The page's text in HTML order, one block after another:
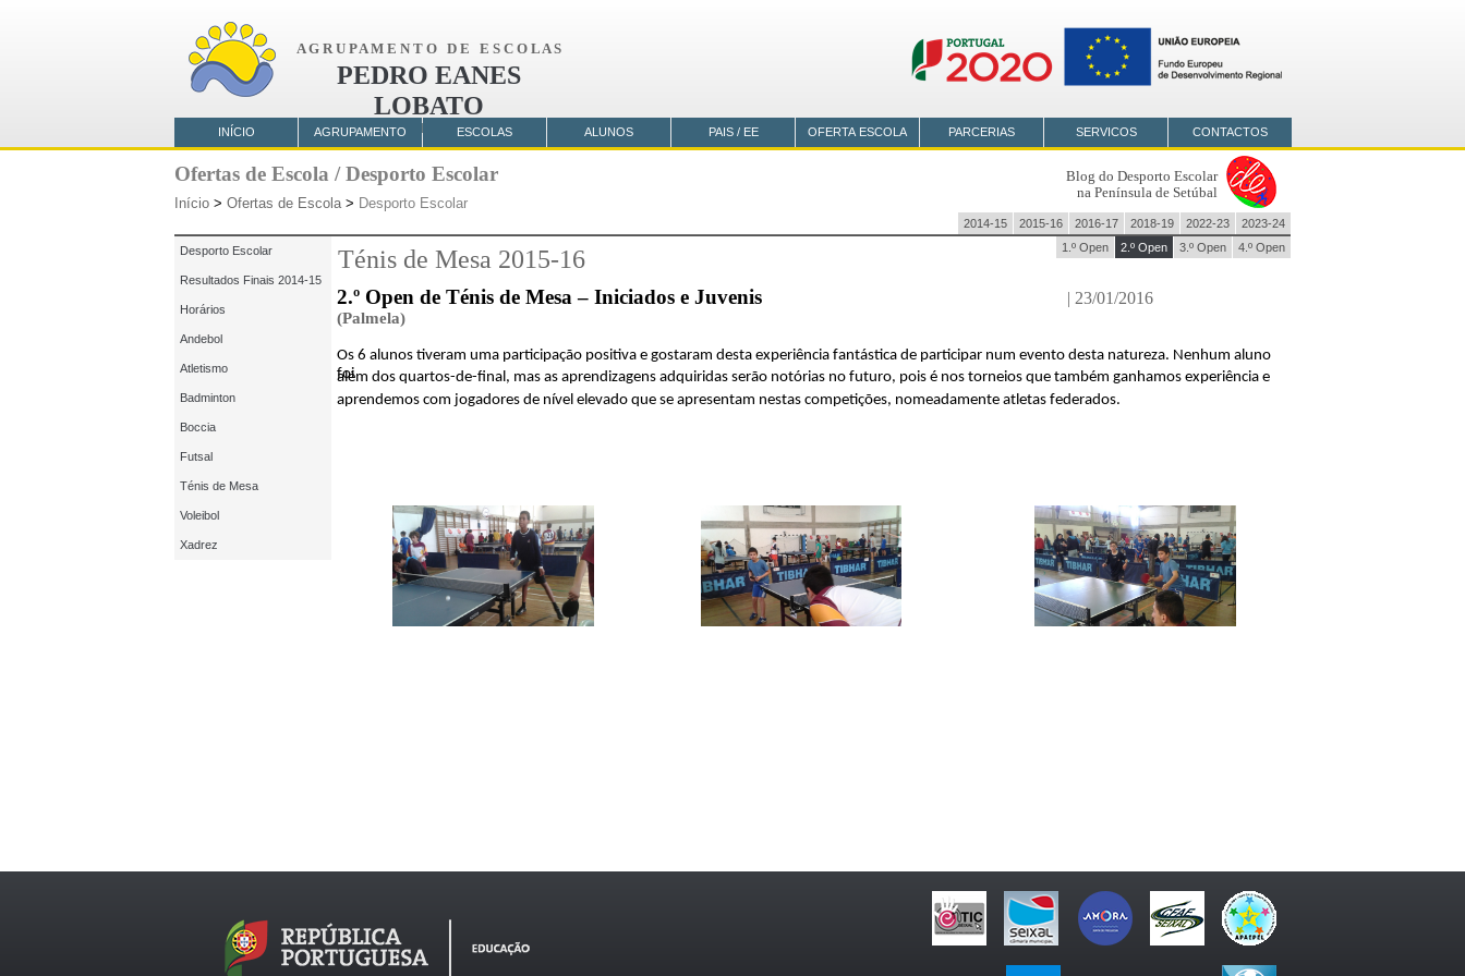
A G R U P A M E N T O D E E S C O L A S
PEDRO EANES
LOBATO
AMORA
1.º Open 2.º Open 3.º Open 4.º Open
Início > Ofertas de Escola > Desporto Escolar
Ofertas de Escola / Desporto Escolar
2.º Open de Ténis de Mesa – Iniciados e Juvenis | 23/01/2016
(Palmela)
Os 6 alunos tiveram uma participação positiva e gostaram desta experiência fantástica de participar num evento desta natureza. Nenhum aluno
foi
além dos quartos-de-final, mas as aprendizagens adquiridas serão notórias no futuro, pois é nos torneios que também ganhamos experiência e
aprendemos com jogadores de nível elevado que se apresentam nestas competições, nomeadamente atletas federados.
Ténis de Mesa 2015-16
Blog do Desporto Escolar
na Península de Setúbal
Desporto Escolar
Resultados Finais 2014-15
Horários
Andebol
Atletismo
Badminton
Boccia
Futsal
Ténis de Mesa
Voleibol
Xadrez
2014-15 2015-16 2016-17 2018-19 2022-23 2023-24
INÍCIO AGRUPAMENTO ESCOLAS ALUNOS PAIS / EE OFERTA ESCOLA PARCERIAS SERVICOS CONTACTOS